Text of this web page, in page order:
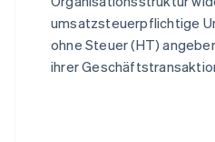
umsatzsteuerpflichtige
ohne Steuer (HT)
ihrer